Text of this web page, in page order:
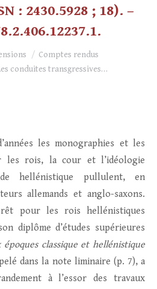
: 2430.5928 ; 18). –
Comptes rendus
conduites transgressives…
les monographies et les
les rois, la cour et l’idéologie
hellénistique pullulent, en
allemands et anglo-saxons.
pour les rois hellénistiques
diplôme d’études supérieures
époques classique et hellénistique
dans la note liminaire (p. 7), a
à l’essor des travaux